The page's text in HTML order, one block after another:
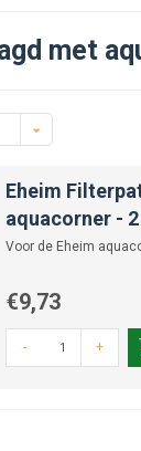
met
Eheim
aquacorner -
Voor de Eheim
€9,73
- +